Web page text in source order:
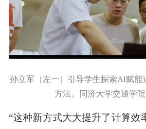
孙立军（左一）引导学生探索AI赋能
方法。同济大学交通学院
“这种新方式大大提升了计算效